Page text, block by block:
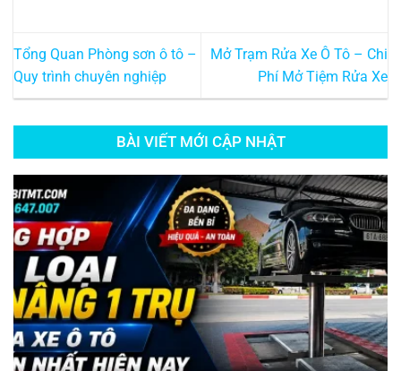
Tổng Quan Phòng sơn ô tô –
Quy trình chuyên nghiệp
Mở Trạm Rửa Xe Ô Tô – Chi
Phí Mở Tiệm Rửa Xe
BÀI VIẾT MỚI CẬP NHẬT